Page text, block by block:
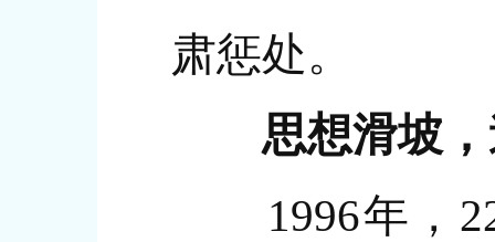
肃惩处。
思想滑坡，
1996年，22